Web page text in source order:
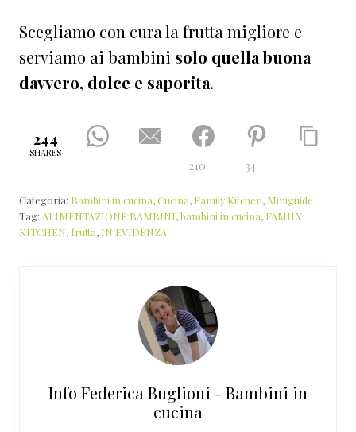
Scegliamo con cura la frutta migliore e
serviamo ai bambini solo quella buona
davvero, dolce e saporita.
244
SHARES
210 34
Categoria: Bambini in cucina,Cucina, Family Kitchen, Miniguide
Tag: ALIMENTAZIONE BAMBINI,bambini in cucina, FAMILY
KITCHEN, frutta, IN EVIDENZA
Info Federica Buglioni - Bambini in
cucina